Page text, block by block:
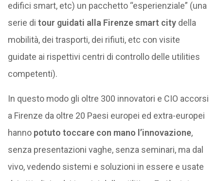
edifici smart, etc) un pacchetto “esperienziale” (una
serie di tour guidati alla Firenze smart citydella
mobilità, dei trasporti, dei rifiuti, etc con visite
guidate ai rispettivi centri di controllo delle utilities
competenti).
In questo modo gli oltre 300 innovatori e CIO accorsi
a Firenze da oltre 20 Paesi europei ed extra-europei
hanno potuto toccare con mano l’innovazione,
senza presentazioni vaghe, senza seminari, ma dal
vivo, vedendo sistemi e soluzioni in essere e usate